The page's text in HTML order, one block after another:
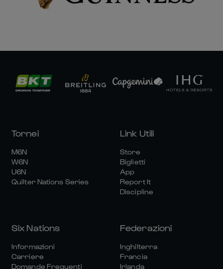
Tornei
M6N
W6N
U6N
Quilter Nations Series
Link Utili
Store
Biglietti
App
Report It
Discipline
Six Nations
Informazioni
Carriere
Domande Frequenti
Federazioni
Inghilterra
Francia
Irlanda